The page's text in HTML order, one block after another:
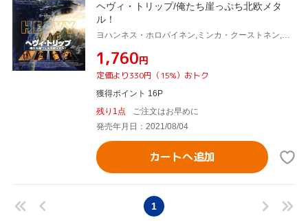
ヘヴィ・トリップ/俺たち崖っぷち北欧メタ
ル！
ヨハンネス・ホロパイネン,ミンカ・クーストネン,ヴィッレ・ティーホネン,ユーソ・ラーティオ(監督、脚本),ユッカ・ヴィドゥグレン(監督、脚本),アレクシ・プラネン(監督),ヤリ・ランタラ(監督),ラウリ・ポラー(音楽)
¥1,760円
定価より330円（15%）おトク
獲得ポイント 16P
残り1点
ご注文はお早めに
発売年月日：2021/08/04
カートへ追加
1